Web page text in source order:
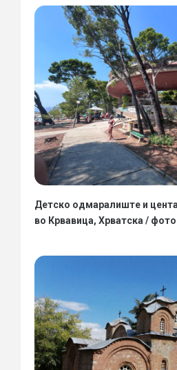
Детско одмаралиште и
во Крвавица, Хрватска /